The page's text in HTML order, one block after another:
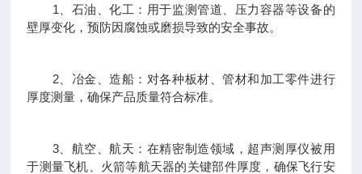
1、石油、化工：用于监测管道、压力容器等设备的
壁厚变化，预防因腐蚀或磨损导致的安全事故。
2、冶金、造船：对各种板材、管材和加工零件进行
厚度测量，确保产品质量符合标准。
3、航空、航天：在精密制造领域，超声测厚仪被用
于测量飞机、火箭等航天器的关键部件厚度，确保飞行安